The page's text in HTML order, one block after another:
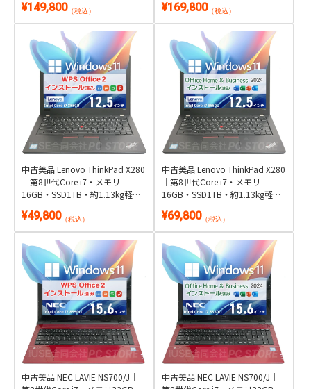
き
¥149,800（税込）
2024付き
¥169,800（税込）
中古美品 Lenovo ThinkPad X280
｜第8世代Core i7・メモリ
16GB・SSD1TB・約1.13kg軽量
WPS Office 2付き
¥49,800（税込）
中古美品 Lenovo ThinkPad X280
｜第8世代Core i7・メモリ
16GB・SSD1TB・約1.13kg軽量
Microsoft Office 2024付き
¥69,800（税込）
中古美品 NEC LAVIE NS700/J｜
中古美品 NEC LAVIE NS700/J｜